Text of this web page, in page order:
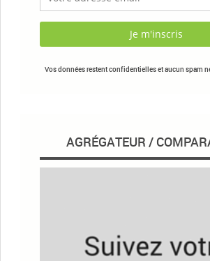
Vos données restent confidentielles et aucun spam
AGRÉGATEUR /